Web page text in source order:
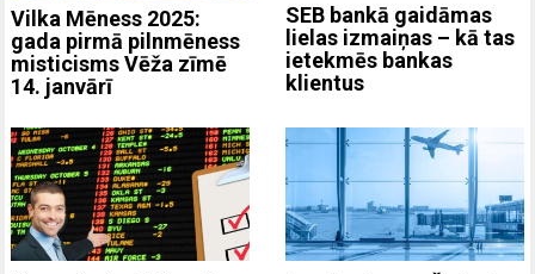
Vilka Mēness 2025:
gada pirmā pilnmēness
misticisms Vēža zīmē
14. janvārī
SEB bankā gaidāmas
lielas izmaiņas – kā tas
ietekmēs bankas
klientus